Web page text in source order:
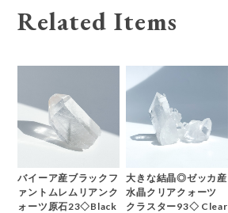
Related Items
バイーア産ブラックフ
ァントムレムリアンク
ォーツ原石23◇Black
大きな結晶◎ゼッカ産
水晶クリアクォーツ
クラスター93◇ Clear